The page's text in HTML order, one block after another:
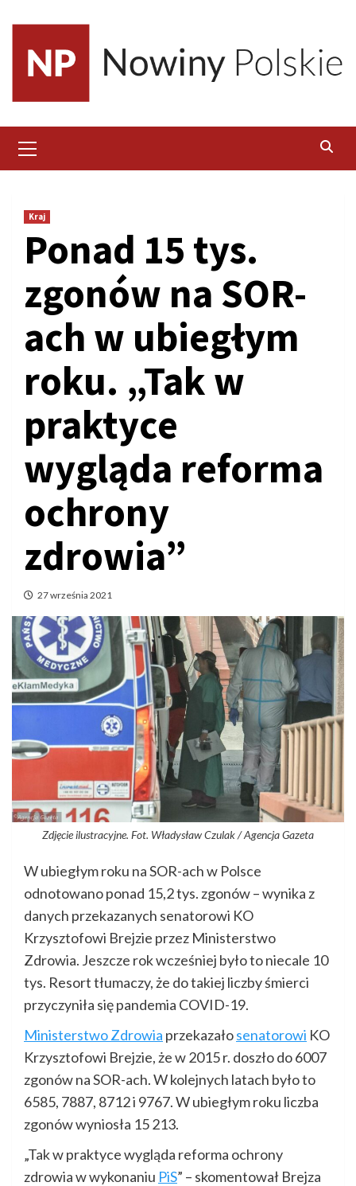
content
Menu
Kraj
Ponad 15 tys.
zgonów na SOR-
ach w ubiegłym
roku. „Tak w
praktyce
wygląda reforma
ochrony
zdrowia”
27 września 2021
Zdjęcie ilustracyjne. Fot. Władysław Czulak / Agencja Gazeta
W ubiegłym roku na SOR-ach w Polsce
odnotowano ponad 15,2 tys. zgonów – wynika z
danych przekazanych senatorowi KO
Krzysztofowi Brejzie przez Ministerstwo
Zdrowia. Jeszcze rok wcześniej było to niecale 10
tys. Resort tłumaczy, że do takiej liczby śmierci
przyczyniła się pandemia COVID-19.
Ministerstwo Zdrowia przekazałosenatorowi KO
Krzysztofowi Brejzie, że w 2015 r. doszło do 6007
zgonów na SOR-ach. W kolejnych latach było to
6585, 7887, 8712 i 9767. W ubiegłym roku liczba
zgonów wyniosła 15 213.
„Tak w praktyce wygląda reforma ochrony
zdrowia w wykonaniu PiS” – skomentował Brejza